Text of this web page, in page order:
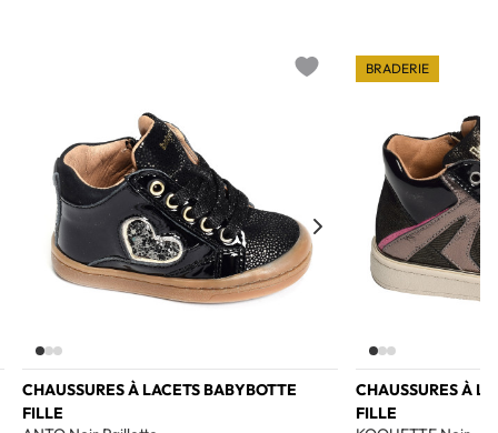
CHAUSSURES À LACETS BABYBOTTE
FILLE
CHAUSSURES À
FILLE
BRADERIE